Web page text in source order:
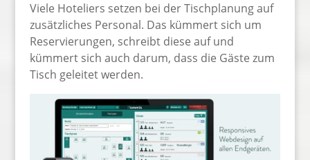
Viele Hoteliers setzen bei der Tischplanung auf
zusätzliches Personal. Das kümmert sich um
Reservierungen, schreibt diese auf und
kümmert sich auch darum, dass die Gäste zum
Tisch geleitet werden.